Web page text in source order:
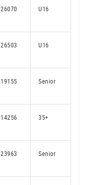
26070 U16
26503 U16
19155 Senior
14256 35+
23963 Senior